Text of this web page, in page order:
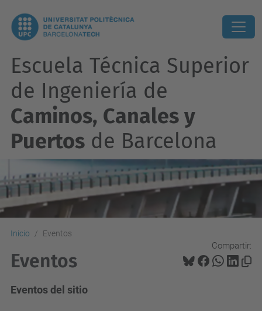
Escuela Técnica Superior
de Ingeniería de
Caminos, Canales y
Puertos de Barcelona
Inicio Eventos
Compartir:
Eventos
Eventos del sitio